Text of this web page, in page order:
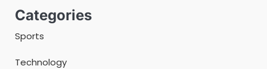
Categories
Sports
Technology